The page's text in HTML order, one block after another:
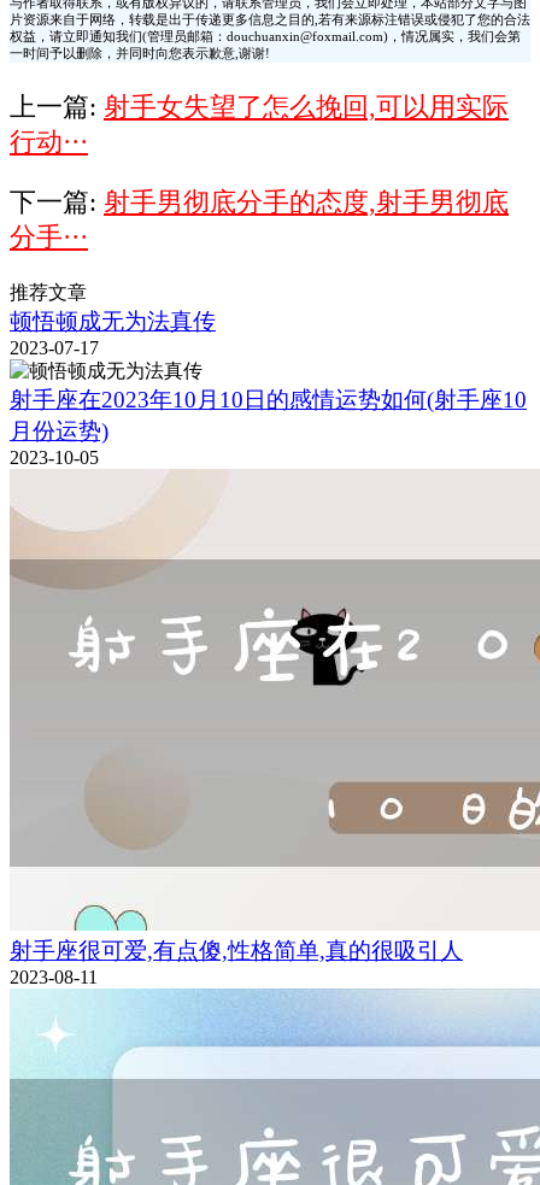
与作者取得联系，或有版权异议的，请联系管理员，我们会立即处理，本站部分文字与图
片资源来自于网络，转载是出于传递更多信息之目的,若有来源标注错误或侵犯了您的合法
权益，请立即通知我们(管理员邮箱：douchuanxin@foxmail.com)，情况属实，我们会第
一时间予以删除，并同时向您表示歉意,谢谢!
上一篇: 射手女失望了怎么挽回,可以用实际
行动···
下一篇: 射手男彻底分手的态度,射手男彻底
分手···
推荐文章
顿悟顿成无为法真传
2023-07-17
射手座在2023年10月10日的感情运势如何(射手座10
月份运势)
2023-10-05
射手座很可爱,有点傻,性格简单,真的很吸引人
2023-08-11